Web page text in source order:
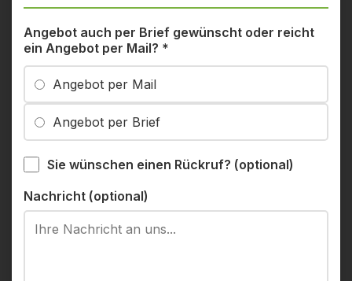
Angebot auch per Brief gewünscht oder reicht
ein Angebot per Mail? *
Angebot per Mail
Angebot per Brief
Sie wünschen einen Rückruf? (optional)
Nachricht (optional)